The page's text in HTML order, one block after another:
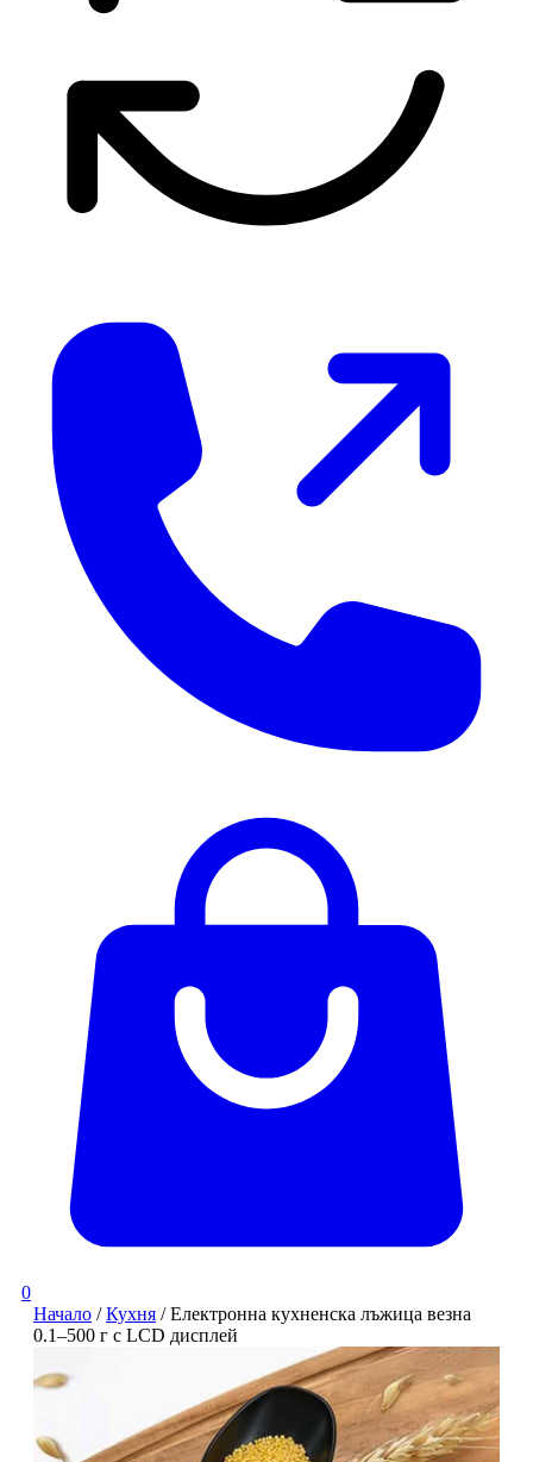
0
Начало /Кухня / Електронна кухненска лъжица везна
0.1–500 г с LCD дисплей